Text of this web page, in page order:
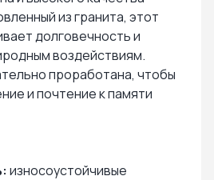
из гранита, этот
долговечность и
воздействиям.
проработана, чтобы
и почтение к памяти
износоустойчивые